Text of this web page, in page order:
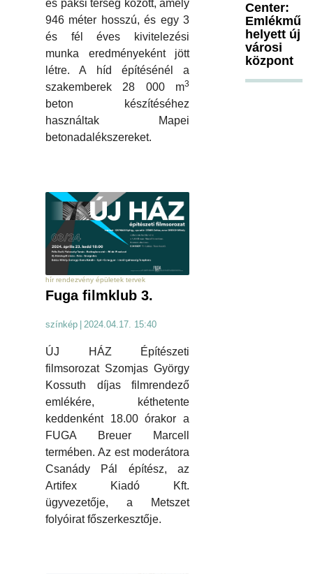
és paksi térség között, amely
946 méter hosszú, és egy 3
és fél éves kivitelezési
munka eredményeként jött
létre. A híd építésénél a
szakemberek 28 000 m3
beton készítéséhez
használtak Mapei
betonadalékszereket.
hír rendezvény épületek tervek
Fuga filmklub 3.
színkép 2024.04.17. 15:40
ÚJ HÁZ Építészeti
filmsorozat Szomjas György
Kossuth díjas filmrendező
emlékére, kéthetente
keddenként 18.00 órakor a
FUGA Breuer Marcell
termében. Az est moderátora
Csanády Pál építész, az
Artifex Kiadó Kft.
ügyvezetője, a Metszet
folyóirat főszerkesztője.
Center:
Emlékmű
helyett új
városi
központ